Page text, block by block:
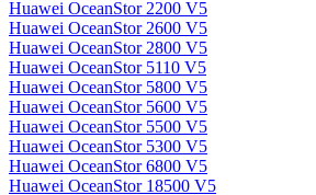
Huawei OceanStor 2200 V5
Huawei OceanStor 2600 V5
Huawei OceanStor 2800 V5
Huawei OceanStor 5110 V5
Huawei OceanStor 5800 V5
Huawei OceanStor 5600 V5
Huawei OceanStor 5500 V5
Huawei OceanStor 5300 V5
Huawei OceanStor 6800 V5
Huawei OceanStor 18500 V5